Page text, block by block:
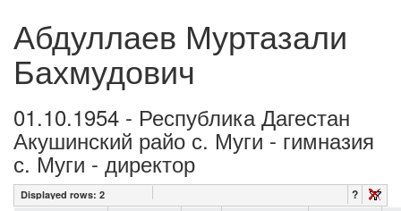
Абдуллаев Муртазали
Бахмудович
01.10.1954 - Республика Дагестан
Акушинский райо с. Муги - гимназия
с. Муги - директор
Displayed rows: 2 ?